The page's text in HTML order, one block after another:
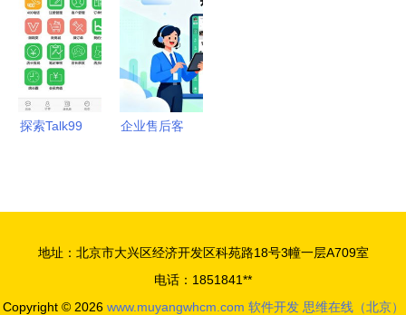
软件报价与
开发服务全
面解析
式的革新者
探索Talk99
企业售后客
隐形标准
地址：北京市大兴区经济开发区科苑路18号3幢一层A709室
电话：1851841**
Copyright © 2026 www.muyangwhcm.com 软件开发 思维在线（北京）